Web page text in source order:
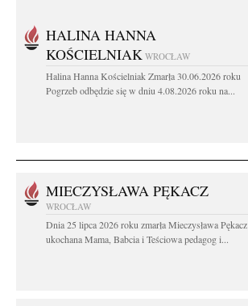
HALINA HANNA
KOŚCIELNIAK WROCŁAW
Halina Hanna Kościelniak Zmarła 30.06.2026 roku
Pogrzeb odbędzie się w dniu 4.08.2026 roku na...
MIECZYSŁAWA PĘKACZ
WROCŁAW
Dnia 25 lipca 2026 roku zmarła Mieczysława Pękacz
ukochana Mama, Babcia i Teściowa pedagog i...